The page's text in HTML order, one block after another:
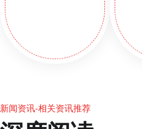
新闻资讯-相关资讯推荐